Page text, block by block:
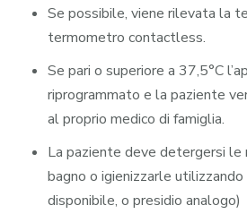
Se possibile, viene rilevata la
termometro contactless.
Se pari o superiore a 37,5°C
riprogrammato e la paziente
al proprio medico di famiglia.
La paziente deve detergersi le
bagno o igienizzarle
disponibile, o presidio